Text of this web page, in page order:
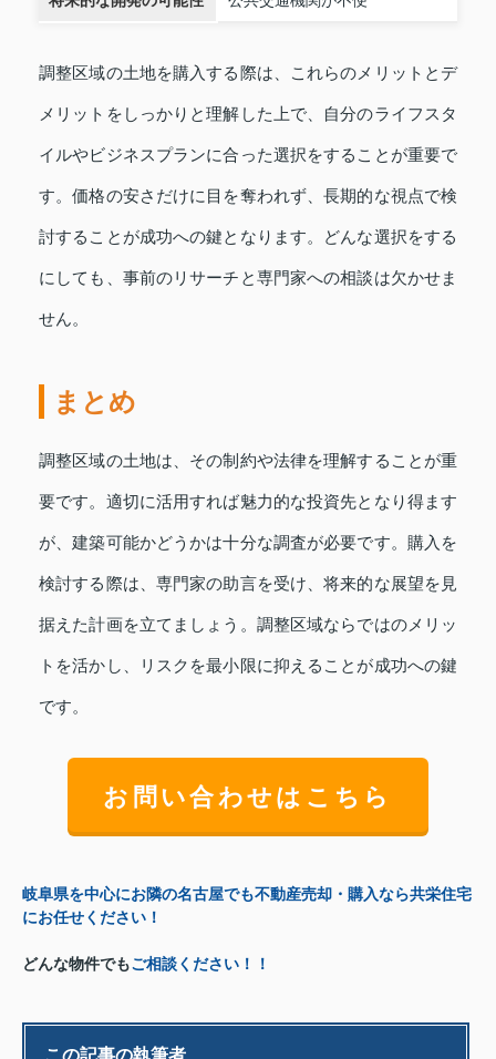
調整区域の土地を購入する際は、これらのメリットとデ
メリットをしっかりと理解した上で、自分のライフスタ
イルやビジネスプランに合った選択をすることが重要で
す。価格の安さだけに目を奪われず、長期的な視点で検
討することが成功への鍵となります。どんな選択をする
にしても、事前のリサーチと専門家への相談は欠かせま
せん。
まとめ
調整区域の土地は、その制約や法律を理解することが重
要です。適切に活用すれば魅力的な投資先となり得ます
が、建築可能かどうかは十分な調査が必要です。購入を
検討する際は、専門家の助言を受け、将来的な展望を見
据えた計画を立てましょう。調整区域ならではのメリッ
トを活かし、リスクを最小限に抑えることが成功への鍵
です。
お問い合わせはこちら
岐阜県を中心にお隣の名古屋でも不動産売却・購入なら共栄住宅
にお任せください！
どんな物件でもご相談ください！！